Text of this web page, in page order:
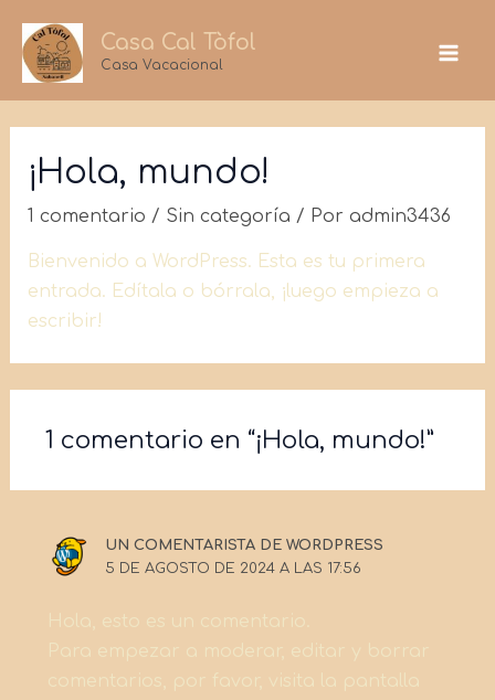
contenido
Casa Cal Tòfol
Casa Vacacional
¡Hola, mundo!
1 comentario / Sin categoría / Por admin3436
Bienvenido a WordPress. Esta es tu primera
entrada. Edítala o bórrala, ¡luego empieza a
escribir!
1 comentario en “¡Hola, mundo!”
UN COMENTARISTA DE WORDPRESS
5 DE AGOSTO DE 2024 A LAS 17:56
Hola, esto es un comentario.
Para empezar a moderar, editar y borrar
comentarios, por favor, visita la pantalla